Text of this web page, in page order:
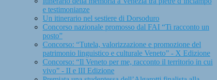
e testimonianze
Un itinerario nel sestiere di Dorsoduro
Concorso nazionale promosso dal FAI “Ti racconto un
posto”
Concorso: “Tutela, valorizzazione e promozione del
patrimonio linguistico e culturale Veneto” - X Edizione
Concorso: “Il Veneto per me, racconto il territorio in cui
vivo” - II e III Edizione